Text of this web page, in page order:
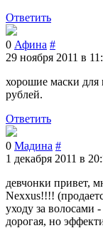
Ответить
0 Афина #
29 ноября 2011 в
хорошие маски для
рублей.
Ответить
0 Мадина #
1 декабря 2011 в
девчонки привет,
Nexxus!!!!
уходу за волосами
дорогая, но